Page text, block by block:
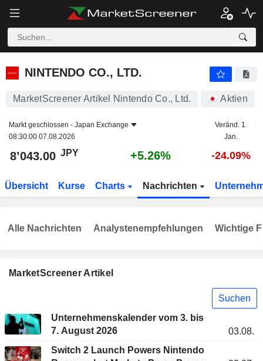
NINTENDO CO., LTD.
NINTENDO CO., LTD.
MarketScreener Artikel Nintendo Co., Ltd. Aktien
Markt geschlossen - Japan Exchange
08:30:00 07.08.2026
Veränd. 1.
Jan.
8’043.00 JPY +5.26% -24.09%
Übersicht Kurse Charts Nachrichten
MarketScreener Artikel
Suchen
Unternehmenskalender vom 3. bis
7. August 2026
03.08.
Switch 2 Launch Powers Nintendo
Alle Nachrichten Analystenempfehlungen Wichtige